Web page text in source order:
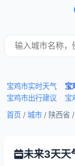
宝鸡市实时天气 宝
宝鸡市出行建议
宝
首页 / 城市 / 陕西省 /
未来3天天